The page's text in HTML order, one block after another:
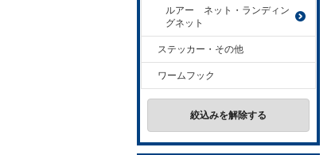
ルアー ネット・ランディン
グネット
ステッカー・その他
ワームフック
絞込みを解除する